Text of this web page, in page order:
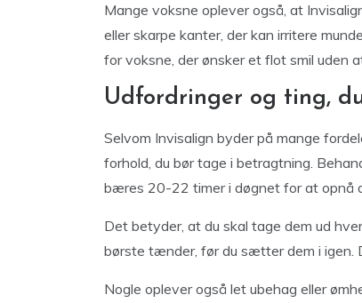
Mange voksne oplever også, at
eller skarpe kanter, der kan irritere
for voksne, der ønsker et flot smil uden
Udfordringer og ting,
Selvom Invisalign byder på mange
forhold, du bør tage i betragtning.
bæres 20-22 timer i døgnet for at opnå
Det betyder, at du skal tage dem ud
børste tænder, før du sætter dem i igen.
Nogle oplever også let ubehag eller